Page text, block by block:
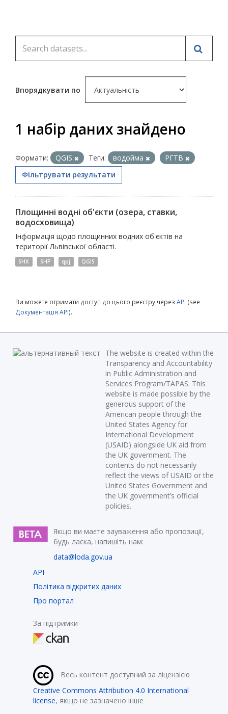
Впорядкувати по
1 набір даних знайдено
Формати: QGIS Теги: водойма
РГТВ
Фільтрувати результати
Площинні водні об'єкти (озера, ставки,
водосховища)
Інформація щодо площинних водних об'єктів на
території Львівської області.
SHX SHP qpj QGIS
Ви можете отримати доступ до цього реєстру через API (see
Документація API).
The website is created within the
Transparency and Accountability
in Public Administration and
Services Program/TAPAS. This
website is made possible by the
generous support of the
American people through the
United States Agency for
International Development
(USAID) alongside UK aid from
the UK government. The
contents do not necessarily
reflect the views of USAID or the
United States Government and
the UK government’s official
policies.
Якщо ви маєте зауваження або пропозиції,
будь ласка, напишіть нам:
data@loda.gov.ua
API
Політика відкритих даних
Про портал
За підтримки
Весь контент доступний за ліцензією
Creative Commons Attribution 4.0 International
license, якщо не зазначено інше